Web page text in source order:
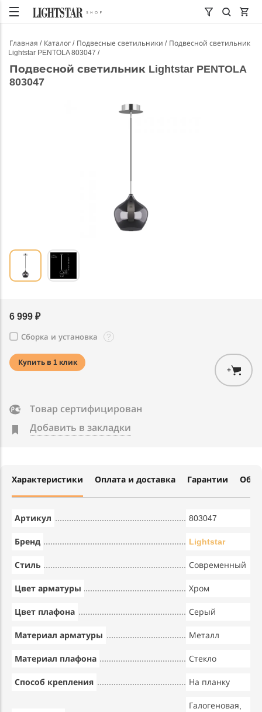
Главная Каталог Подвесные светильники
Подвесной светильник
Lightstar PENTOLA 803047
Подвесной светильник Lightstar PENTOLA
803047
6 999 ₽
Сборка и установка ?
+
Купить в 1 клик
Товар сертифицирован
Добавить в закладки
Характеристики Оплата и доставка Гарантии
Артикул 803047
Бренд Lightstar
Стиль Современный
Цвет арматуры Хром
Цвет плафона Серый
Материал арматуры Металл
Материал плафона Стекло
Способ крепления На планку
Галогеновая,